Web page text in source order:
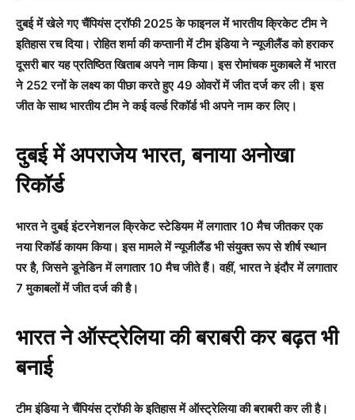
दुबई में खेले गए चैंपियंस ट्रॉफी 2025 के फाइनल में भारतीय क्रिकेट टीम ने
इतिहास रच दिया। रोहित शर्मा की कप्तानी में टीम इंडिया ने न्यूजीलैंड को हराकर
दूसरी बार यह प्रतिष्ठित खिताब अपने नाम किया। इस रोमांचक मुकाबले में भारत
ने 252 रनों के लक्ष्य का पीछा करते हुए 49 ओवरों में जीत दर्ज कर ली। इस
जीत के साथ भारतीय टीम ने कई वर्ल्ड रिकॉर्ड भी अपने नाम कर लिए।
दुबई में अपराजेय भारत, बनाया अनोखा
रिकॉर्ड
भारत ने दुबई इंटरनेशनल क्रिकेट स्टेडियम में लगातार 10 मैच जीतकर एक
नया रिकॉर्ड कायम किया। इस मामले में न्यूजीलैंड भी संयुक्त रूप से शीर्ष स्थान
पर है, जिसने डूनेडिन में लगातार 10 मैच जीते हैं। वहीं, भारत ने इंदौर में लगातार
7 मुकाबलों में जीत दर्ज की है।
भारत ने ऑस्ट्रेलिया की बराबरी कर बढ़त भी
बनाई
टीम इंडिया ने चैंपियंस ट्रॉफी के इतिहास में ऑस्ट्रेलिया की बराबरी कर ली है।